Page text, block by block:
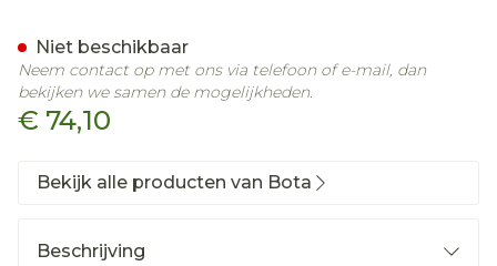
€ 74,10
Niet beschikbaar
Neem contact op met ons via telefoon of e-mail, dan
bekijken we samen de mogelijkheden.
Bekijk alle producten van Bota
Beschrijving